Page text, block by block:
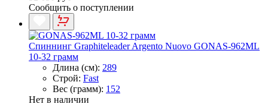
Сообщить о поступлении
Спиннинг Graphiteleader Argento Nuovo GONAS-962ML
10-32 грамм
Длина (см): 289
Строй: Fast
Вес (грамм): 152
Нет в наличии